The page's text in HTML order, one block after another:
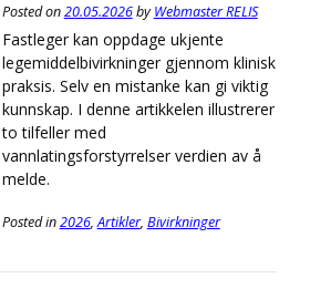
Posted on20.05.2026byWebmaster RELIS
Fastleger kan oppdage ukjente
legemiddelbivirkninger gjennom klinisk
praksis. Selv en mistanke kan gi viktig
kunnskap. I denne artikkelen illustrerer
to tilfeller med
vannlatingsforstyrrelser verdien av å
melde.
Posted in2026,Artikler, Bivirkninger